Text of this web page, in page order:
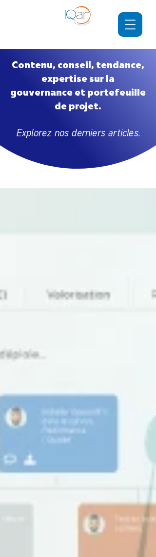
Contenu, conseil, tendance,
expertise sur la
gouvernance et portefeuille
de projet.
Explorez nos derniers articles.